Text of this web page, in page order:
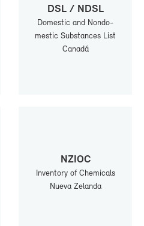
DSL / NDSL
Do­mes­tic and Non­do­
mes­tic Subs­tan­ces List
Ca­na­dá
NZIOC
In­ven­tory of Che­mi­cals
Nue­va Ze­lan­da